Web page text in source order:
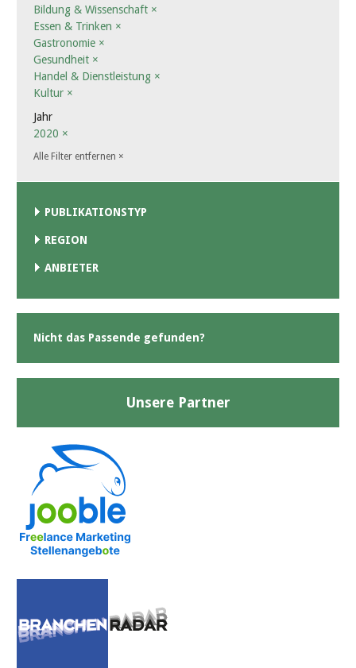
Bildung & Wissenschaft ×
Essen & Trinken ×
Gastronomie ×
Gesundheit ×
Handel & Dienstleistung ×
Kultur ×
Jahr
2020 ×
Alle Filter entfernen ×
PUBLIKATIONSTYP
REGION
ANBIETER
Nicht das Passende gefunden?
Unsere Partner